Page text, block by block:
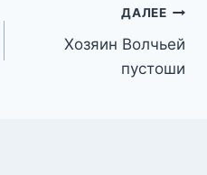
ДАЛЕЕ
Хозяин Волчьей
пустоши